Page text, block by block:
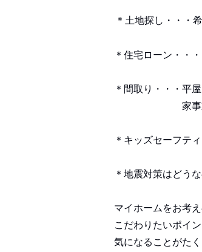
＊土地探し・・・
＊住宅ローン・・
＊間取り・・・平
家事動線
＊キッズセーフテ
＊地震対策はどうな
マイホームをお考え
こだわりたいポイ
気になることがたく